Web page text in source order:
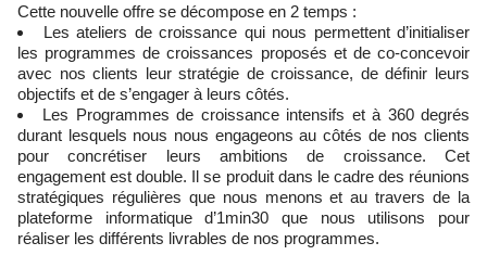
Cette nouvelle offre se décompose en 2 temps :
Les ateliers de croissance qui nous permettent d’initialiser
les programmes de croissances proposés et de co-concevoir
avec nos clients leur stratégie de croissance, de définir leurs
objectifs et de s’engager à leurs côtés.
Les Programmes de croissance intensifs et à 360 degrés
durant lesquels nous nous engageons au côtés de nos clients
pour concrétiser leurs ambitions de croissance. Cet
engagement est double. Il se produit dans le cadre des réunions
stratégiques régulières que nous menons et au travers de la
plateforme informatique d’1min30 que nous utilisons pour
réaliser les différents livrables de nos programmes.